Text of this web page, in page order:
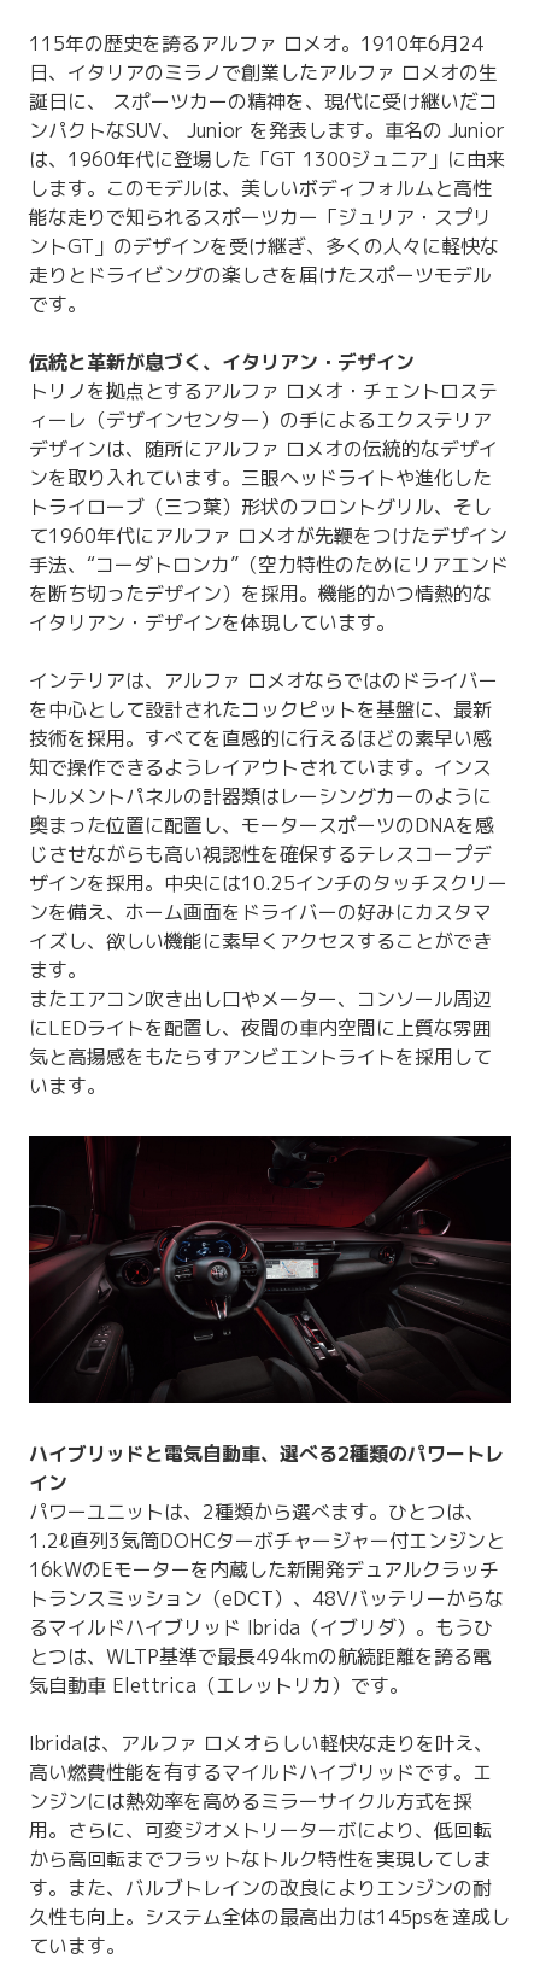
115年の歴史を誇るアルファ ロメオ。1910年6月24
日、イタリアのミラノで創業したアルファ ロメオの生
誕日に、 スポーツカーの精神を、現代に受け継いだコ
ンパクトなSUV、 Junior を発表します。車名の Junior
は、1960年代に登場した「GT 1300ジュニア」に由来
します。このモデルは、美しいボディフォルムと高性
能な走りで知られるスポーツカー「ジュリア・スプリ
ントGT」のデザインを受け継ぎ、多くの人々に軽快な
走りとドライビングの楽しさを届けたスポーツモデル
です。
伝統と革新が息づく、イタリアン・デザイン
トリノを拠点とするアルファ ロメオ・チェントロステ
ィーレ（デザインセンター）の手によるエクステリア
デザインは、随所にアルファ ロメオの伝統的なデザイ
ンを取り入れています。三眼ヘッドライトや進化した
トライローブ（三つ葉）形状のフロントグリル、そし
て1960年代にアルファ ロメオが先鞭をつけたデザイン
手法、“コーダトロンカ”（空力特性のためにリアエンド
を断ち切ったデザイン）を採用。機能的かつ情熱的な
イタリアン・デザインを体現しています。
インテリアは、アルファ ロメオならではのドライバー
を中心として設計されたコックピットを基盤に、最新
技術を採用。すべてを直感的に行えるほどの素早い感
知で操作できるようレイアウトされています。インス
トルメントパネルの計器類はレーシングカーのように
奥まった位置に配置し、モータースポーツのDNAを感
じさせながらも高い視認性を確保するテレスコープデ
ザインを採用。中央には10.25インチのタッチスクリー
ンを備え、ホーム画面をドライバーの好みにカスタマ
イズし、欲しい機能に素早くアクセスすることができ
ます。
またエアコン吹き出し口やメーター、コンソール周辺
にLEDライトを配置し、夜間の車内空間に上質な雰囲
気と高揚感をもたらすアンビエントライトを採用して
います。
ハイブリッドと電気自動車、選べる2種類のパワートレ
イン
パワーユニットは、2種類から選べます。ひとつは、
1.2ℓ直列3気筒DOHCターボチャージャー付エンジンと
16kWのEモーターを内蔵した新開発デュアルクラッチ
トランスミッション（eDCT）、48Vバッテリーからな
るマイルドハイブリッド Ibrida（イブリダ）。もうひ
とつは、WLTP基準で最長494kmの航続距離を誇る電
気自動車 Elettrica（エレットリカ）です。
Ibridaは、アルファ ロメオらしい軽快な走りを叶え、
高い燃費性能を有するマイルドハイブリッドです。エ
ンジンには熱効率を高めるミラーサイクル方式を採
用。さらに、可変ジオメトリーターボにより、低回転
から高回転までフラットなトルク特性を実現してしま
す。また、バルブトレインの改良によりエンジンの耐
久性も向上。システム全体の最高出力は145psを達成し
ています。